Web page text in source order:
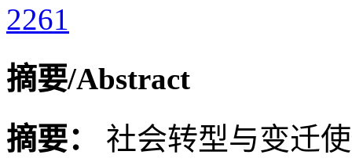
2261
摘要/Abstract
摘要： 社会转型与变迁